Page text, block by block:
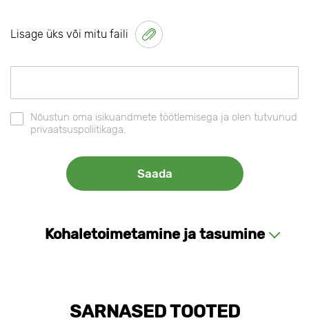
Lisage üks või mitu faili
Nõustun oma isikuandmete töötlemisega ja olen tutvunud
privaatsuspoliitikaga.
Kohaletoimetamine ja tasumine
SARNASED TOOTED